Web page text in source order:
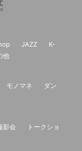
JAZZ
K-
他
モノマネ
ダン
影会
トークショ